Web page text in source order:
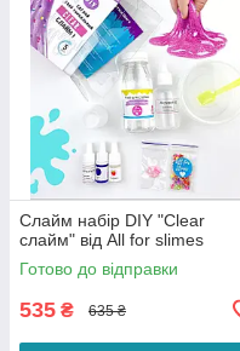
Слайм набір DIY "Clear
слайм" від All for slimes
Готово до відправки
535 ₴ 635 ₴